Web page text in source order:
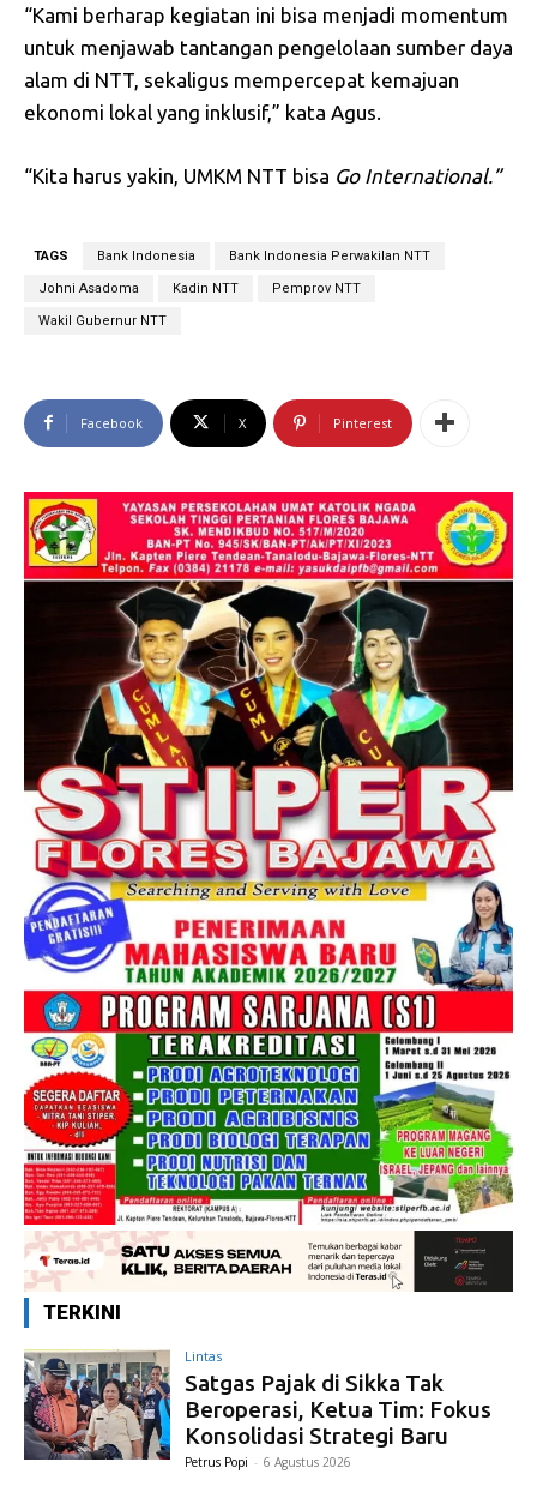
“Kami berharap kegiatan ini bisa menjadi momentum
untuk menjawab tantangan pengelolaan sumber daya
alam di NTT, sekaligus mempercepat kemajuan
ekonomi lokal yang inklusif,” kata Agus.
“Kita harus yakin, UMKM NTT bisa Go International.”
TAGS Bank Indonesia Bank Indonesia Perwakilan NTT
Johni Asadoma Kadin NTT Pemprov NTT
Wakil Gubernur NTT
Facebook X Pinterest
TERKINI
Lintas
Satgas Pajak di Sikka Tak
Beroperasi, Ketua Tim: Fokus
Konsolidasi Strategi Baru
Petrus Popi - 6 Agustus 2026